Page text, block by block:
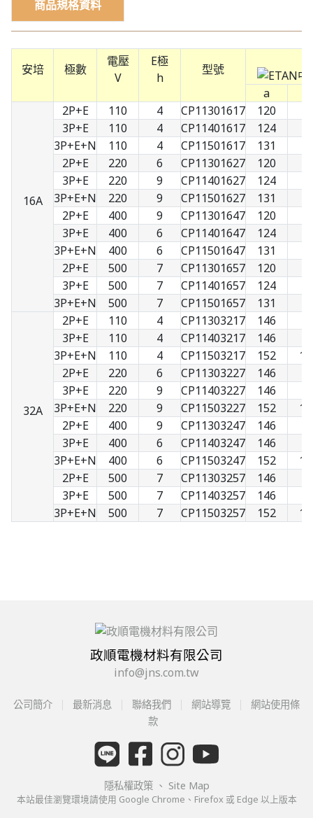
商品規格資料
安培 極數
電壓
V
E極
h
型號
a
16A
2P+E 110 4 CP11301617 120
3P+E
110 4 CP11401617 124
3P+E+N
110 4 CP11501617 131
2P+E
220 6 CP11301627 120
3P+E
220 9 CP11401627 124
3P+E+N
220 9 CP11501627 131
2P+E
400 9 CP11301647 120
3P+E
400 6 CP11401647 124
3P+E+N
400 6 CP11501647 131
2P+E
500 7 CP11301657 120
3P+E
500 7 CP11401657 124
3P+E+N
500 7 CP11501657 131
32A
2P+E 110 4 CP11303217 146
3P+E
110 4 CP11403217 146
3P+E+N
110 4 CP11503217 152
2P+E
220 6 CP11303227 146
3P+E
220 9 CP11403227 146
3P+E+N
220 9 CP11503227 152
2P+E
400 9 CP11303247 146
3P+E
400 6 CP11403247 146
3P+E+N
400 6 CP11503247 152
2P+E
500 7 CP11303257 146
3P+E
500 7 CP11403257 146
3P+E+N
500 7 CP11503257 152
政順電機材料有限公司
info@jns.com.tw
公司簡介 最新消息 聯絡我們 網站導覽
網站使用條
款
隱私權政策 、 Site Map
本站最佳瀏覽環境請使用 Google Chrome、Firefox 或 Edge 以上版本